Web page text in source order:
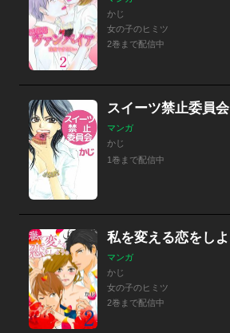
かじ
女の子のヒミツ
2巻まで配信中
スイーツ禁止委員会
マンガ
かじ
1巻まで配信中
私を変える恋をしよ
マンガ
かじ
女の子のヒミツ
2巻まで配信中